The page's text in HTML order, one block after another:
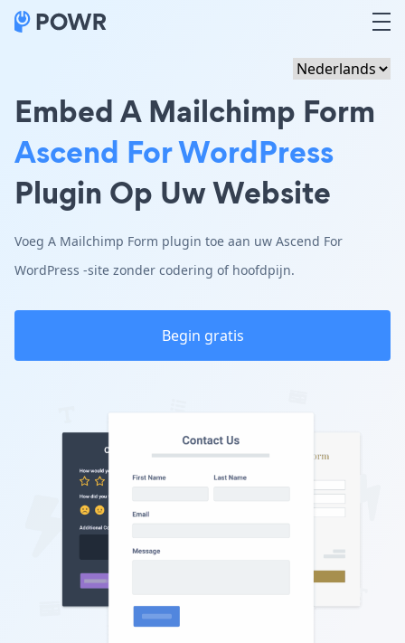
Embed A Mailchimp Form
Ascend For WordPress
Plugin Op Uw Website
Voeg A Mailchimp Form plugin toe aan uw Ascend For
WordPress -site zonder codering of hoofdpijn.
Begin gratis